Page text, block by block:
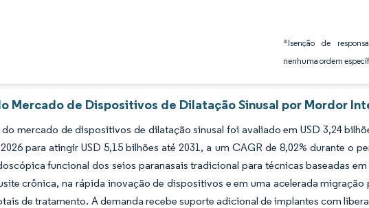
*Isenção de
nenhuma ordem
Mercado de Dispositivos de Dilatação Sinusal por Mordor
mercado de dispositivos de dilatação sinusal foi avaliado em USD 3,24
para atingir USD 5,15 bilhões até 2031, a um CAGR de 8,02% durante o
funcional dos seios paranasais tradicional para técnicas baseadas
crônica, na rápida inovação de dispositivos e em uma acelerada
de tratamento. A demanda recebe suporte adicional de implantes com